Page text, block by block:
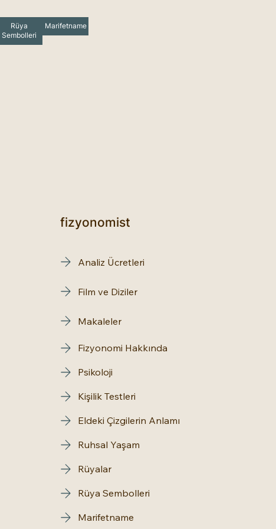
Rüya
Sembolleri
Marifetname
fizyonomist
Analiz Ücretleri
Film ve Diziler
Makaleler
Fizyonomi Hakkında
Psikoloji
Kişilik Testleri
Eldeki Çizgilerin Anlamı
Ruhsal Yaşam
Rüyalar
Rüya Sembolleri
Marifetname